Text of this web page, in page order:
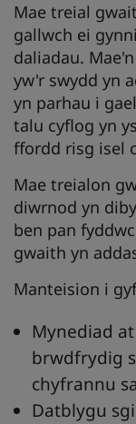
Mae treial
gallwch ei
daliadau.
yw'r swydd yn
yn parhau i
talu cyflog yn
ffordd risg isel
Mae treialon
diwrnod yn
ben pan
gwaith yn
Manteision i
Mynediad
brwdfrydig
chyfrannu
Datblygu